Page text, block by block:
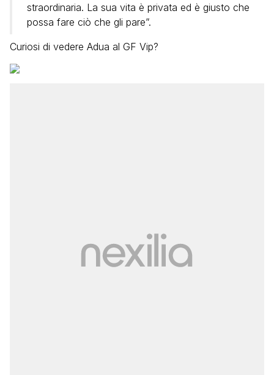
straordinaria. La sua vita è privata ed è giusto che
possa fare ciò che gli pare”.
Curiosi di vedere Adua al GF Vip?